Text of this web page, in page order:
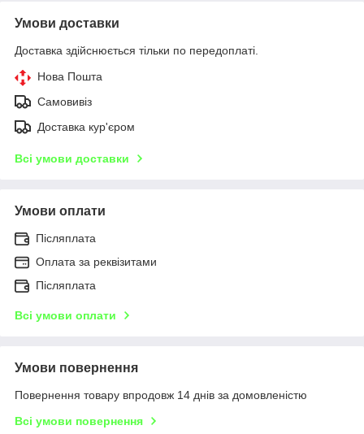
Умови доставки
Доставка здійснюється тільки по передоплаті.
Нова Пошта
Самовивіз
Доставка кур'єром
Всі умови доставки
Умови оплати
Післяплата
Оплата за реквізитами
Післяплата
Всі умови оплати
Умови повернення
Повернення товару впродовж 14 днів за домовленістю
Всі умови повернення